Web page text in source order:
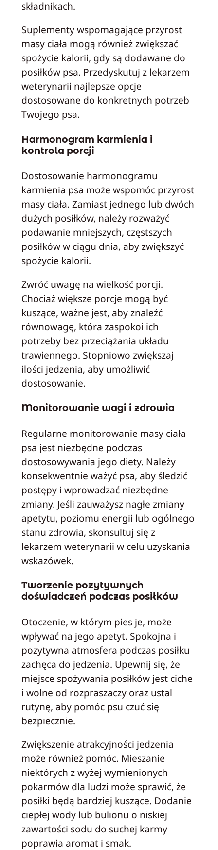
składnikach.
Suplementy wspomagające przyrost
masy ciała mogą również zwiększać
spożycie kalorii, gdy są dodawane do
posiłków psa. Przedyskutuj z lekarzem
weterynarii najlepsze opcje
dostosowane do konkretnych potrzeb
Twojego psa.
Harmonogram karmienia i
kontrola porcji
Dostosowanie harmonogramu
karmienia psa może wspomóc przyrost
masy ciała. Zamiast jednego lub dwóch
dużych posiłków, należy rozważyć
podawanie mniejszych, częstszych
posiłków w ciągu dnia, aby zwiększyć
spożycie kalorii.
Zwróć uwagę na wielkość porcji.
Chociaż większe porcje mogą być
kuszące, ważne jest, aby znaleźć
równowagę, która zaspokoi ich
potrzeby bez przeciążania układu
trawiennego. Stopniowo zwiększaj
ilości jedzenia, aby umożliwić
dostosowanie.
Monitorowanie wagi i zdrowia
Regularne monitorowanie masy ciała
psa jest niezbędne podczas
dostosowywania jego diety. Należy
konsekwentnie ważyć psa, aby śledzić
postępy i wprowadzać niezbędne
zmiany. Jeśli zauważysz nagłe zmiany
apetytu, poziomu energii lub ogólnego
stanu zdrowia, skonsultuj się z
lekarzem weterynarii w celu uzyskania
wskazówek.
Tworzenie pozytywnych
doświadczeń podczas posiłków
Otoczenie, w którym pies je, może
wpływać na jego apetyt. Spokojna i
pozytywna atmosfera podczas posiłku
zachęca do jedzenia. Upewnij się, że
miejsce spożywania posiłków jest ciche
i wolne od rozpraszaczy oraz ustal
rutynę, aby pomóc psu czuć się
bezpiecznie.
Zwiększenie atrakcyjności jedzenia
może również pomóc. Mieszanie
niektórych z wyżej wymienionych
pokarmów dla ludzi może sprawić, że
posiłki będą bardziej kuszące. Dodanie
ciepłej wody lub bulionu o niskiej
zawartości sodu do suchej karmy
poprawia aromat i smak.